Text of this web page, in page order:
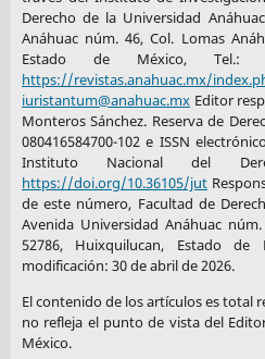
Derecho de la Universidad
Anáhuac núm. 46, Col. Lomas
Estado de México,
https://revistas.anahuac.mx/
iuristantum@anahuac.mxEditor
Monteros Sánchez. Reserva de
080416584700-102 e ISSN
Instituto Nacional del
https://doi.org/10.36105/jut
de este número, Facultad de
Avenida Universidad Anáhuac
52786, Huixquilucan, Estado
modificación: 30 de abril de 2026.
El contenido de los artículos es total
no refleja el punto de vista del
México.